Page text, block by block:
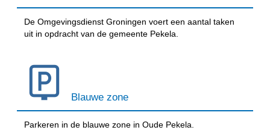
De Omgevingsdienst Groningen voert een aantal taken
uit in opdracht van de gemeente Pekela.
Blauwe zone
Parkeren in de blauwe zone in Oude Pekela.